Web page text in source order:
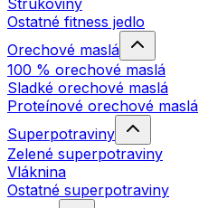
Strukoviny
Ostatné fitness jedlo
Orechové maslá
100 % orechové maslá
Sladké orechové maslá
Proteínové orechové maslá
Superpotraviny
Zelené superpotraviny
Vláknina
Ostatné superpotraviny